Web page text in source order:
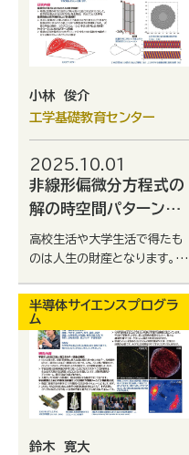
小林 俊介
工学基礎教育センター
2025.10.01
非線形偏微分方程式の
解の時空間パターン解
析
高校生活や大学生活で得たも
のは人生の財産となります。ぜ
学問にも全力で取り組んでほ
しいと願います。
半導体サイエンスプログラ
ム
鈴木 寛大